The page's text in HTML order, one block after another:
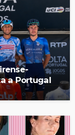
a Portugal